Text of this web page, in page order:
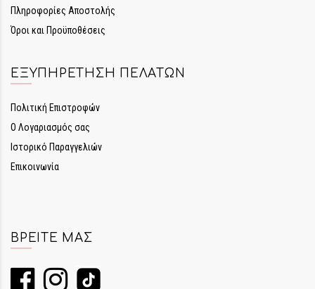
Πληροφορίες Αποστολής
Όροι και Προϋποθέσεις
ΕΞΥΠΗΡΈΤΗΣΗ ΠΕΛΑΤΏΝ
Πολιτική Επιστροφών
Ο Λογαριασμός σας
Ιστορικό Παραγγελιών
Επικοινωνία
ΒΡΕΊΤΕ ΜΑΣ